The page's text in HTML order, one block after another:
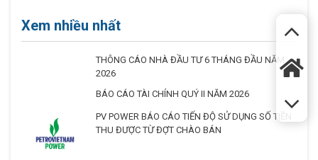
Xem nhiều nhất
THÔNG CÁO NHÀ ĐẦU TƯ 6 THÁNG ĐẦU NĂM
2026
BÁO CÁO TÀI CHÍNH QUÝ II NĂM 2026
PV POWER BÁO CÁO TIẾN ĐỘ SỬ DỤNG SỐ TIỀN
THU ĐƯỢC TỪ ĐỢT CHÀO BÁN